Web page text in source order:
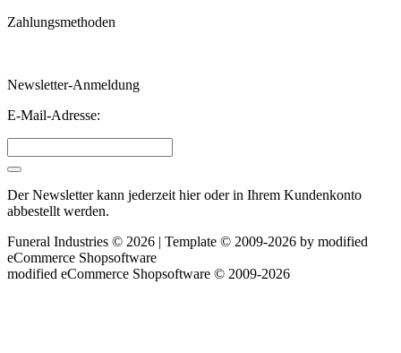
Zahlungsmethoden
Newsletter-Anmeldung
E-Mail-Adresse:
Der Newsletter kann jederzeit hier oder in Ihrem Kundenkonto
abbestellt werden.
Funeral Industries © 2026 | Template © 2009-2026 by modified
eCommerce Shopsoftware
modified eCommerce Shopsoftware © 2009-2026